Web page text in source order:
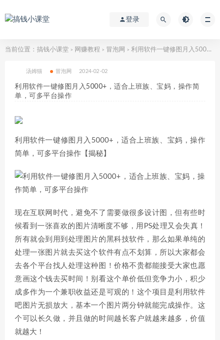
登录
当前位置： 搞钱小课堂 > 网赚教程 > 冒泡网 > 利用软件一键修图月入5000+，适合上班族、宝妈，操作简单，可多平台操作
汤姆猫 冒泡网 2024-02-02
利用软件一键修图月入5000+，适合上班族、宝妈，操作简
单，可多平台操作
利用软件一键修图月入5000+，适合上班族、宝妈，操作
简单，可多平台操作【揭秘】
现在互联网时代，避免不了需要做很多设计图，但有些时
候看到一张喜欢的图片清晰度不够，用PS处理又会失真！
所有就会到用到处理图片的黑科技软件，那么如果单纯的
处理一张图片就去买这个软件有点不划算，所以大家都会
去各个平台找人处理这种图！价格不贵都能接受大家也愿
意画这个钱去买时间！别看这个单价低但竞争力小，积少
成多作为一个兼职收益还是可观的！这个项目是利用软件
吧图片无损放大，基本一个图片两分钟就能完成操作。这
个可以长久做，并且做的时间越长客户就越来越多，价值
就越大！